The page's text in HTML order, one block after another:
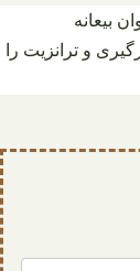
بیعانه
و ترانزیت را